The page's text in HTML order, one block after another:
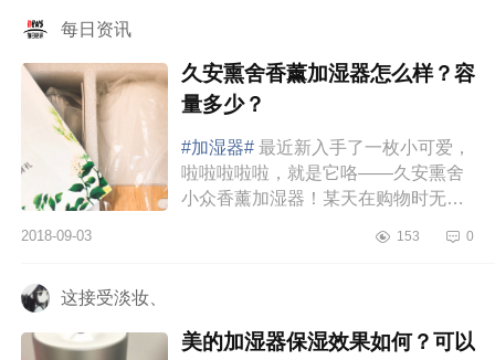
每日资讯
久安熏舍香薰加湿器怎么样？容
量多少？
#加湿器# 最近新入手了一枚小可爱，
啦啦啦啦啦，就是它咯——久安熏舍
小众香薰加湿器！某天在购物时无意
看上去觉得很舒服，收到后真的蛮...
2018-09-03 153 0
这接受淡妆、
美的加湿器保湿效果如何？可以